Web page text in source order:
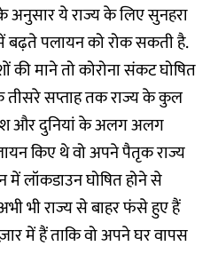
अनुसार ये राज्य के लिए सुनहरा
बढ़ते पलायन को रोक सकती है.
माने तो कोरोना संकट घोषित
तीसरे सप्ताह तक राज्य के कुल
और दुनियां के अलग अलग
किए थे वो अपने पैतृक राज्य
लॉकडाउन घोषित होने से
भी राज्य से बाहर फंसे हुए हैं
में हैं ताकि वो अपने घर वापस